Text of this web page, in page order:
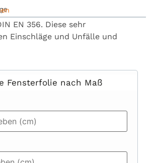
EN 356. Diese sehr
Einschläge und Unfälle und
Fensterfolie nach Maß